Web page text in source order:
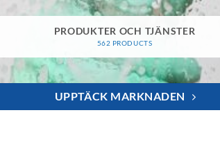
PRODUKTER OCH TJÄNSTER
562 PRODUCTS
UPPTÄCK MARKNADEN